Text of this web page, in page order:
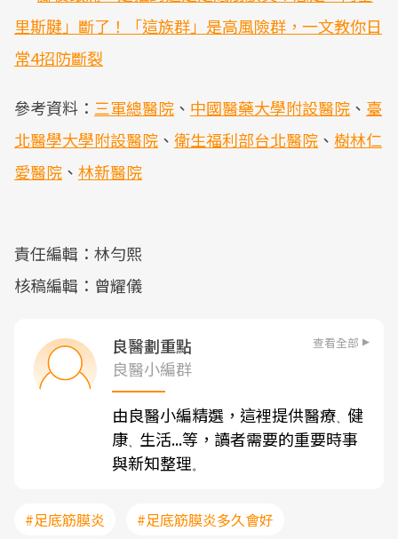
里斯腱」斷了！「這族群」是高風險群，一文教你日
常4招防斷裂
參考資料： 三軍總醫院 、 中國醫藥大學附設醫院 、 臺
北醫學大學附設醫院 、 衛生福利部台北醫院 、 樹林仁
愛醫院 、 林新醫院
責任編輯：林勻熙
核稿編輯：曾耀儀
良醫劃重點 查看全部
良醫小編群
由良醫小編精選，這裡提供醫療、 健
康、 生活...等，讀者需要的重要時事
與新知整理。
#足底筋膜炎
#足底筋膜炎多久會好